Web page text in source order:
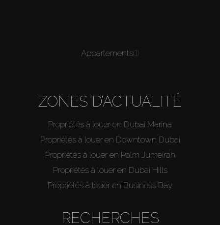
Appartements(1)
ZONES D’ACTUALITÉ
Propriétés à louer en Dubai Marina
Propriétés à louer en Downtown Dubai
Propriétés à louer en Palm Jumeirah
Propriétés à louer en Dubai Hills
Propriétés à louer en Business Bay
RECHERCHES